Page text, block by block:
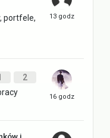
portfele,
2
i